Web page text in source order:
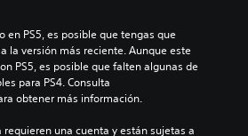
en PS5, es posible que tengas que
la versión más reciente. Aunque este
PS5, es posible que falten algunas de
para PS4. Consulta
obtener más información.
requieren una cuenta y están sujetas a